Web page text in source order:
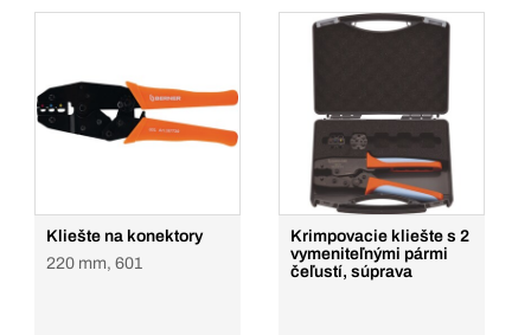
Kliešte na konektory
220 mm, 601
Krimpovacie kliešte s 2
vymeniteľnými pármi
čeľustí, súprava